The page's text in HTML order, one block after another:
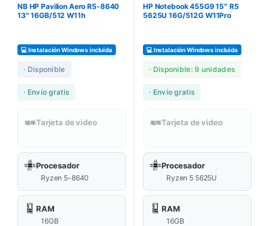
NB HP Pavilion Aero R5-8640
13″ 16GB/512 W11h
💻 Instalación Windows incluida
· Disponible
· Envío gratis
Tarjeta de video
Procesador
Ryzen 5-8640
RAM
16GB
HP Notebook 455G9 15″ R5
5625U 16G/512G W11Pro
💻 Instalación Windows incluida
· Disponible: 9 unidades
· Envío gratis
Tarjeta de video
Procesador
Ryzen 5 5625U
RAM
16GB